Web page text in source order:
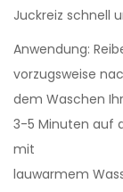
Juckreiz schnell
Anwendung:
vorzugsweise
dem Waschen
3-5 Minuten auf
mit
lauwarmem